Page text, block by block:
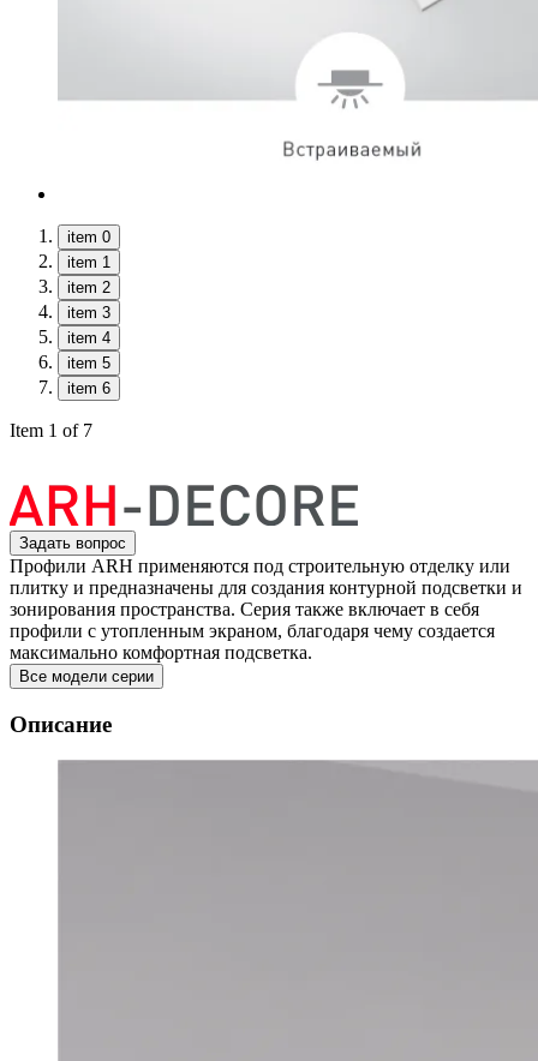
item 0
item 1
item 2
item 3
item 4
item 5
item 6
Item 1 of 7
Задать вопрос
Профили ARH применяются под строительную отделку или
плитку и предназначены для создания контурной подсветки и
зонирования пространства. Серия также включает в себя
профили с утопленным экраном, благодаря чему создается
максимально комфортная подсветка.
Все модели серии
Описание